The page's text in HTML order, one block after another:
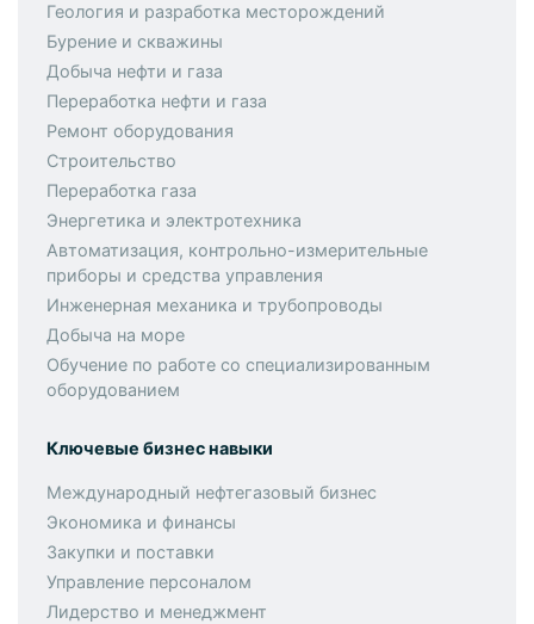
Геология и разработка месторождений
Бурение и скважины
Добыча нефти и газа
Переработка нефти и газа
Ремонт оборудования
Строительство
Переработка газа
Энергетика и электротехника
Автоматизация, контрольно-измерительные
приборы и средства управления
Инженерная механика и трубопроводы
Добыча на море
Обучение по работе со специализированным
оборудованием
Ключевые бизнес навыки
Международный нефтегазовый бизнес
Экономика и финансы
Закупки и поставки
Управление персоналом
Лидерство и менеджмент